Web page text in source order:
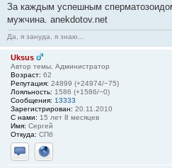
За каждым успешным
мужчина. anekdotov.net
Да, я зануда, я знаю...
Uksus
Автор темы, Администратор
Возраст: 62
Репутация: 24899 (+24974/−75)
Лояльность: 1586 (+1586/−0)
Сообщения: 13333
Зарегистрирован: 20.11.2010
С нами: 15 лет 8 месяцев
Имя: Сергей
Откуда: СПб
Отправить личное сообщение
Сайт